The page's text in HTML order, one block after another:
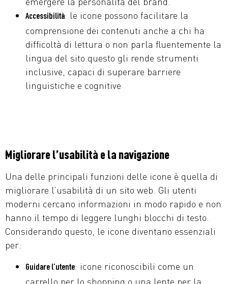
Accessibilità: le icone possono facilitare la
comprensione dei contenuti anche a chi ha
difficoltà di lettura o non parla fluentemente la
lingua del sito.questo gli rende strumenti
inclusive, capaci di superare barriere
linguistiche e cognitive
Migliorare l’usabilità e la navigazione
Una delle principali funzioni delle icone è quella di
migliorare l’usabilità di un sito web. Gli utenti
moderni cercano informazioni in modo rapido e non
hanno il tempo di leggere lunghi blocchi di testo.
Considerando questo, le icone diventano essenziali
per:
Guidare l’utente: icone riconoscibili come un
carrello per lo shopping o una lente per la